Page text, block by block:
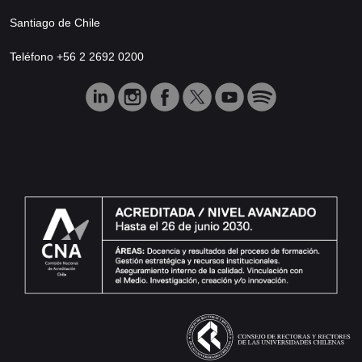
Santiago de Chile
Teléfono +56 2 2692 0200